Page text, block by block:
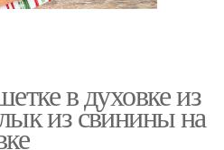
в духовке из
из свинины на